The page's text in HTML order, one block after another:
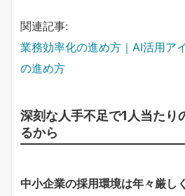
関連記事:
業務効率化の進め方｜AI活用ア
の進め方
深刻な人手不足で1人当たり
るから
中小企業の採用環境は年々厳し